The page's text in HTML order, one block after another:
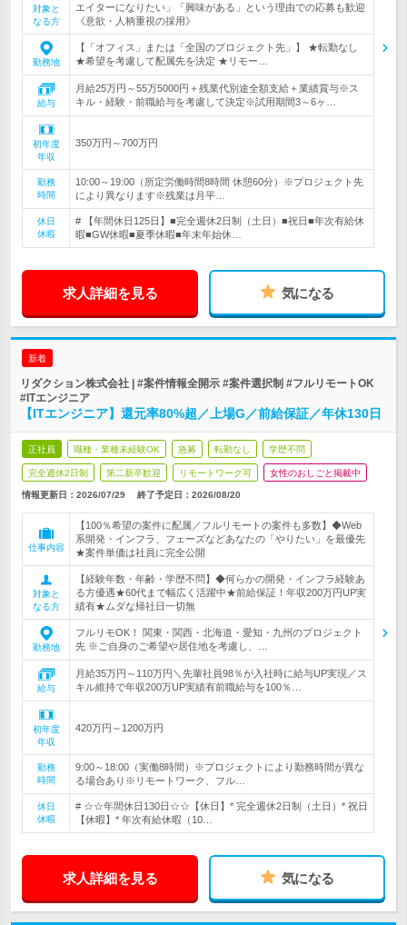
対象と
なる方
エイターになりたい」「興味がある」という理由での応募も歓迎
《意欲・人柄重視の採用》
勤務地
【「オフィス」または「全国のプロジェクト先」】 ★転勤なし
★希望を考慮して配属先を決定 ★リモー…
給与
月給25万円～55万5000円＋残業代別途全額支給＋業績賞与※ス
キル・経験・前職給与を考慮して決定※試用期間3～6ヶ…
初年度
年収
350万円～700万円
勤務
時間
10:00～19:00（所定労働時間8時間 休憩60分）※プロジェクト先
により異なります※残業は月平…
休日
休暇
# 【年間休日125日】■完全週休2日制（土日）■祝日■年次有給休
暇■GW休暇■夏季休暇■年末年始休…
求人詳細を見る 気になる
新着
リダクション株式会社 | #案件情報全開示 #案件選択制 #フルリモートOK
#ITエンジニア
【ITエンジニア】還元率80%超／上場G／前給保証／年休130日
正社員 職種・業種未経験OK 急募 転勤なし 学歴不問
完全週休2日制 第二新卒歓迎 リモートワーク可 女性のおしごと掲載中
情報更新日：2026/07/29 終了予定日： 2026/08/20
仕事内容
【100％希望の案件に配属／フルリモートの案件も多数】◆Web
系開発・インフラ、フェーズなどあなたの「やりたい」を最優先
★案件単価は社員に完全公開
対象と
なる方
【経験年数・年齢・学歴不問】◆何らかの開発・インフラ経験あ
る方優遇★60代まで幅広く活躍中★前給保証！年収200万円UP実
績有★ムダな帰社日一切無
勤務地
フルリモOK！ 関東・関西・北海道・愛知・九州のプロジェクト
先 ※ご自身のご希望や居住地を考慮し、…
給与
月給35万円～110万円＼先輩社員98％が入社時に給与UP実現／ス
キル維持で年収200万UP実績有前職給与を100％…
初年度
年収
420万円～1200万円
勤務
時間
9:00～18:00（実働8時間）※プロジェクトにより勤務時間が異な
る場合あり※リモートワーク、フル…
休日
休暇
# ☆☆年間休日130日☆☆【休日】* 完全週休2日制（土日）* 祝日
【休暇】* 年次有給休暇（10…
求人詳細を見る 気になる